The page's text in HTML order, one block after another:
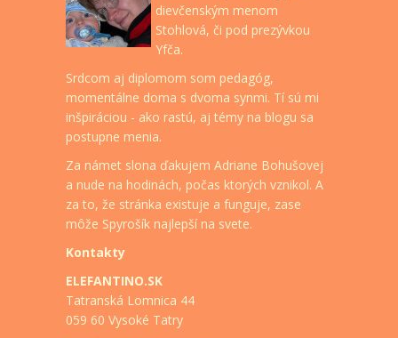
dievčenským menom
Stohlová, či pod prezývkou
Yfča.
Srdcom aj diplomom som pedagóg,
momentálne doma s dvoma synmi. Tí sú mi
inšpiráciou - ako rastú, aj témy na blogu sa
postupne menia.
Za námet slona ďakujem Adriane Bohušovej
a nude na hodinách, počas ktorých vznikol. A
za to, že stránka existuje a funguje, zase
môže Spyrošík najlepší na svete.
Kontakty
ELEFANTINO.SK
Tatranská Lomnica 44
059 60 Vysoké Tatry